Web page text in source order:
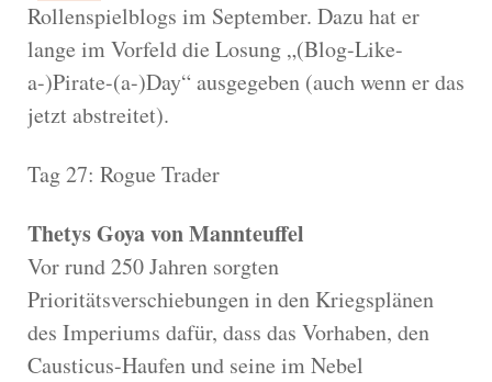
Rollenspielblogs im September. Dazu hat er
lange im Vorfeld die Losung „(Blog-Like-
a-)Pirate-(a-)Day“ ausgegeben (auch wenn er das
jetzt abstreitet).
Tag 27: Rogue Trader
Thetys Goya von Mannteuffel
Vor rund 250 Jahren sorgten
Prioritätsverschiebungen in den Kriegsplänen
des Imperiums dafür, dass das Vorhaben, den
Causticus-Haufen und seine im Nebel